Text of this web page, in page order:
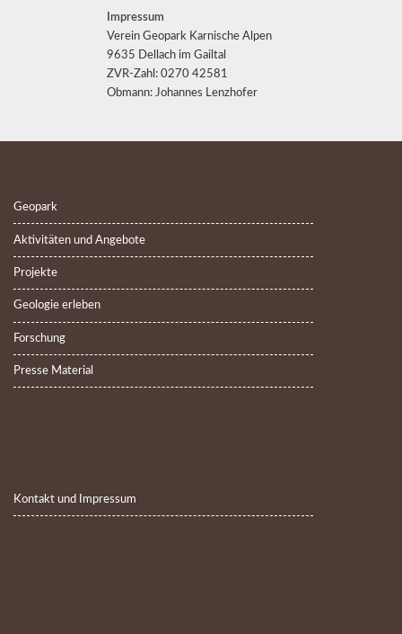
Impressum
Verein Geopark Karnische Alpen
9635 Dellach im Gailtal
ZVR-Zahl: 0270 42581
Obmann: Johannes Lenzhofer
Geopark
Aktivitäten und Angebote
Projekte
Geologie erleben
Forschung
Presse Material
Kontakt und Impressum